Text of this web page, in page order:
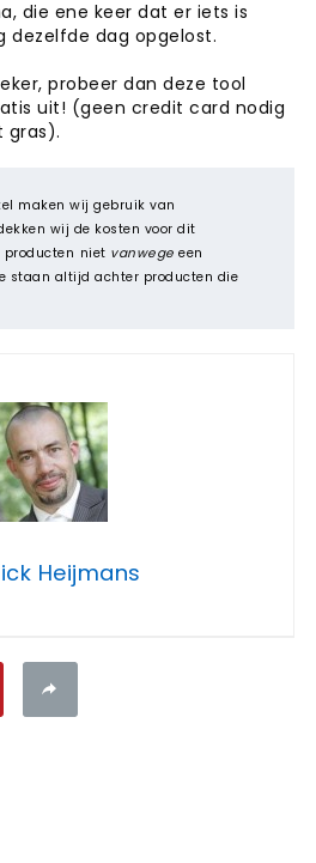
die ene keer dat er iets is
dezelfde dag opgelost.
probeer dan deze tool
uit! (geen credit card nodig
gras).
maken wij gebruik van
wij de kosten voor dit
producten niet vanwegeeen
staan altijd achter producten die
Heijmans